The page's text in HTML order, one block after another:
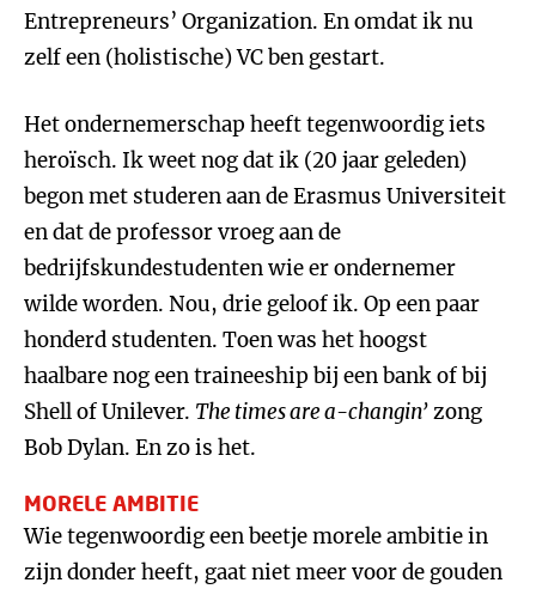
Entrepreneurs’ Organization. En omdat ik nu
zelf een (holistische) VC ben gestart.
Het ondernemerschap heeft tegenwoordig iets
heroïsch. Ik weet nog dat ik (20 jaar geleden)
begon met studeren aan de Erasmus Universiteit
en dat de professor vroeg aan de
bedrijfskundestudenten wie er ondernemer
wilde worden. Nou, drie geloof ik. Op een paar
honderd studenten. Toen was het hoogst
haalbare nog een traineeship bij een bank of bij
Shell of Unilever. The times are a-changin’zong
Bob Dylan. En zo is het.
MORELE AMBITIE
Wie tegenwoordig een beetje morele ambitie in
zijn donder heeft, gaat niet meer voor de gouden